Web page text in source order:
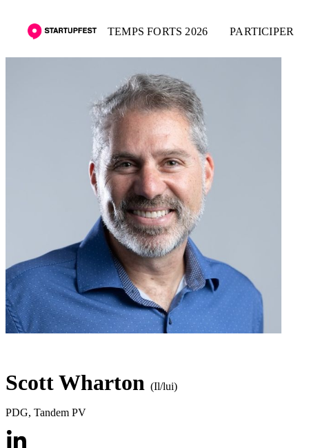
TEMPS FORTS 2026 PARTICIPER
Scott Wharton (Il/lui)
PDG, Tandem PV